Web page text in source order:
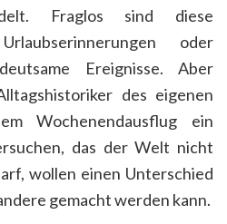
Fraglos sind diese
oder
Ereignisse. Aber
des eigenen
Wochenendausflug ein
das der Welt nicht
wollen einen Unterschied
gemacht werden kann.